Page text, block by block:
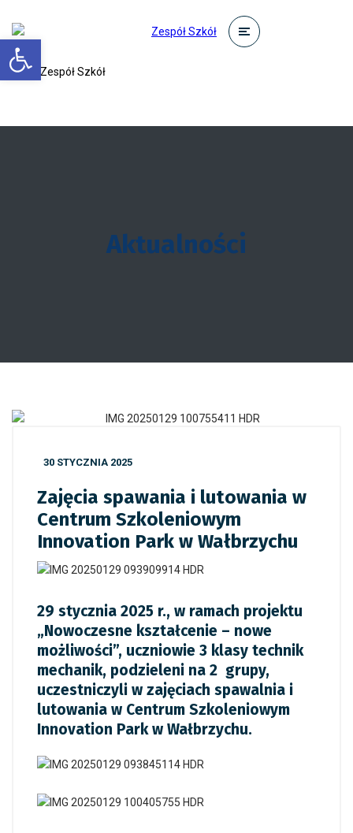
Otwórz pasek narzędzi
Aktualności
30 STYCZNIA 2025
Zajęcia spawania i lutowania w
Centrum Szkoleniowym
Innovation Park w Wałbrzychu
29 stycznia 2025 r., w ramach projektu
„Nowoczesne kształcenie – nowe
możliwości”, uczniowie 3 klasy technik
mechanik, podzieleni na 2 grupy,
uczestniczyli w zajęciach spawalnia i
lutowania w Centrum Szkoleniowym
Innovation Park w Wałbrzychu.